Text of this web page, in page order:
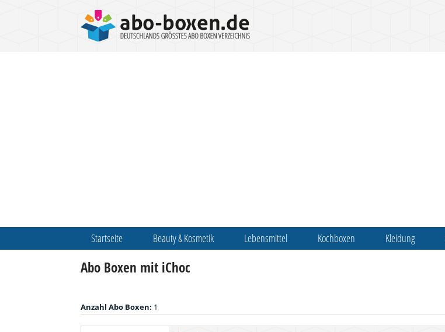
Startseite Beauty & Kosmetik Lebensmittel Kochboxen Kleidung
Abo Boxen mit iChoc
Anzahl Abo Boxen: 1